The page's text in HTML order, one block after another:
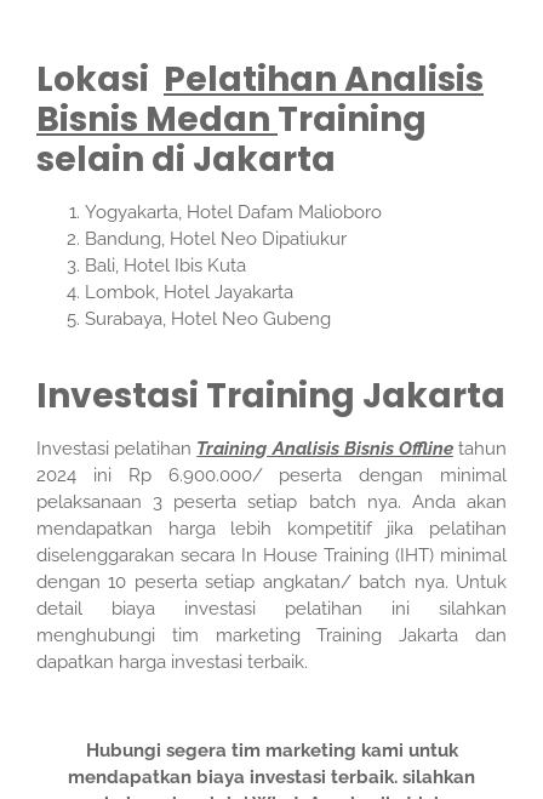
Lokasi Pelatihan Analisis
Bisnis Medan Training
selain di Jakarta
Yogyakarta, Hotel Dafam Malioboro
Bandung, Hotel Neo Dipatiukur
Bali, Hotel Ibis Kuta
Lombok, Hotel Jayakarta
Surabaya, Hotel Neo Gubeng
Investasi Training Jakarta
Investasi pelatihan Training Analisis Bisnis Offlinetahun
2024 ini Rp 6.900.000/ peserta dengan minimal
pelaksanaan 3 peserta setiap batch nya. Anda akan
mendapatkan harga lebih kompetitif jika pelatihan
diselenggarakan secara In House Training (IHT) minimal
dengan 10 peserta setiap angkatan/ batch nya. Untuk
detail biaya investasi pelatihan ini silahkan
menghubungi tim marketing Training Jakarta dan
dapatkan harga investasi terbaik.
Hubungi segera tim marketing kami untuk
mendapatkan biaya investasi terbaik. silahkan